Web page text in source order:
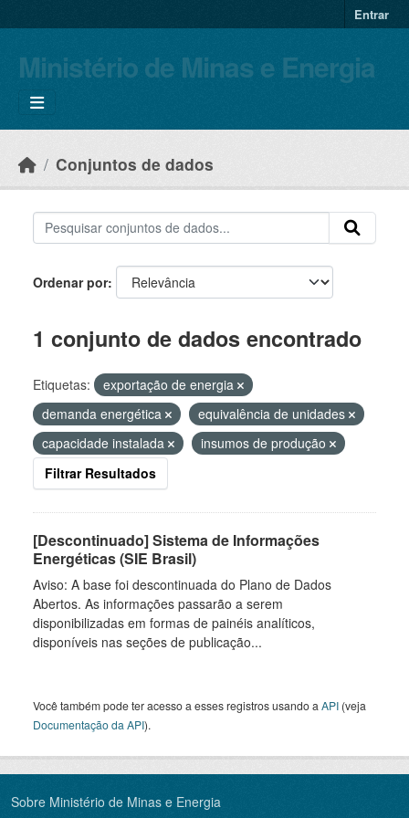
Entrar
Ministério de Minas e Energia
Conjuntos de dados
Ordenar por
1 conjunto de dados encontrado
Etiquetas:
exportação de energia
demanda energética
equivalência de unidades
capacidade instalada
insumos de produção
Filtrar Resultados
[Descontinuado] Sistema de Informações
Energéticas (SIE Brasil)
Aviso: A base foi descontinuada do Plano de Dados
Abertos. As informações passarão a serem
disponibilizadas em formas de painéis analíticos,
disponíveis nas seções de publicação...
Você também pode ter acesso a esses registros usando a API (veja
Documentação da API).
Sobre Ministério de Minas e Energia